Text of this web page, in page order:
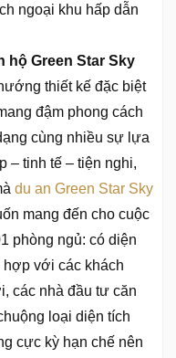
ngoại khu hấp dẫn
hộ Green Star Sky
thiết kế đặc biệt
đậm phong cách
cùng nhiều sự lựa
– tinh tế – tiện nghi,
du an Green Star Sky
mang đến cho cuộc
phòng ngủ: có diện
hợp với các khách
các nhà đầu tư căn
loại diện tích
cực kỳ hạn chế nên